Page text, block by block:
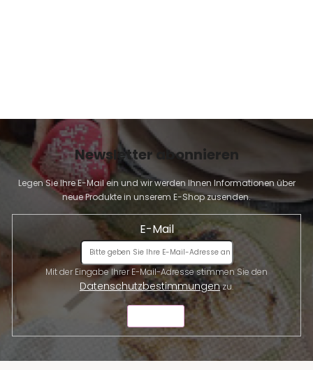
Newsletter abonnieren
Legen Sie Ihre E-Mail ein und wir werden Ihnen Informationen über
neue Produkte in unserem E-Shop zusenden.
E-Mail
Datenschutzbestimmungenzu.